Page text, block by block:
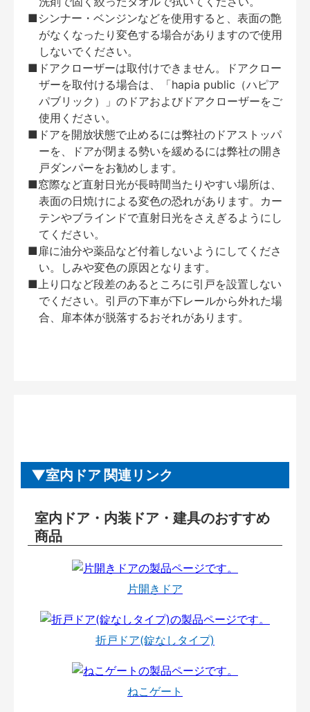
■シンナー・ベンジンなどを使用すると、表面の艶
がなくなったり変色する場合がありますので使用
しないでください。
■ドアクローザーは取付けできません。ドアクロー
ザーを取付ける場合は、「hapia public（ハピア
パブリック）」のドアおよびドアクローザーをご
使用ください。
■ドアを開放状態で止めるには弊社のドアストッパ
ーを、ドアが閉まる勢いを緩めるには弊社の開き
戸ダンパーをお勧めします。
■窓際など直射日光が長時間当たりやすい場所は、
表面の日焼けによる変色の恐れがあります。カー
テンやブラインドで直射日光をさえぎるようにし
てください。
■扉に油分や薬品など付着しないようにしてくださ
い。しみや変色の原因となります。
■上り口など段差のあるところに引戸を設置しない
でください。引戸の下車が下レールから外れた場
合、扉本体が脱落するおそれがあります。
室内ドア 関連リンク
室内ドア・内装ドア・建具のおすすめ
商品
片開きドア
折戸ドア(錠なしタイプ)
ねこゲート